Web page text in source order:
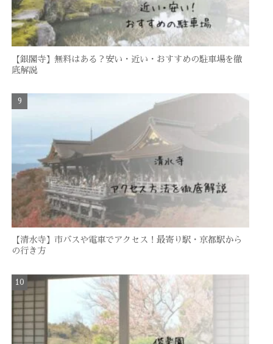
【銀閣寺】無料はある？安い・近い・おすすめの駐車場を徹
底解説
【清水寺】市バスや電車でアクセス！最寄り駅・京都駅から
の行き方